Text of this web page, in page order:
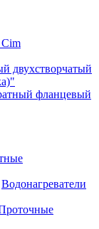
двухстворчатый
фланцевый
Водонагреватели